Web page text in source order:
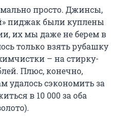
просто. Джинсы,
пиджак были куплены
их мы даже не берем в
только взять рубашку
– на стирку-
Плюс, конечно,
удалось сэкономить за
в 10 000 за оба